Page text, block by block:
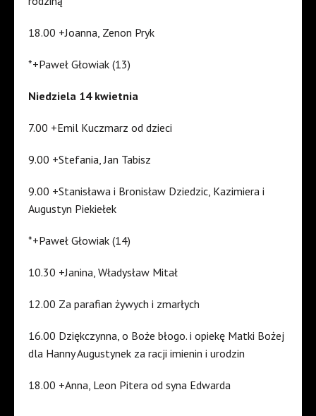
18.00 +Joanna, Zenon Pryk
*+Paweł Głowiak (13)
Niedziela 14 kwietnia
7.00 +Emil Kuczmarz od dzieci
9.00 +Stefania, Jan Tabisz
9.00 +Stanisława i Bronisław Dziedzic, Kazimiera i
Augustyn Piekiełek
*+Paweł Głowiak (14)
10.30 +Janina, Władysław Mitał
12.00 Za parafian żywych i zmarłych
16.00 Dziękczynna, o Boże błogo. i opiekę Matki Bożej
dla Hanny Augustynek za racji imienin i urodzin
18.00 +Anna, Leon Pitera od syna Edwarda